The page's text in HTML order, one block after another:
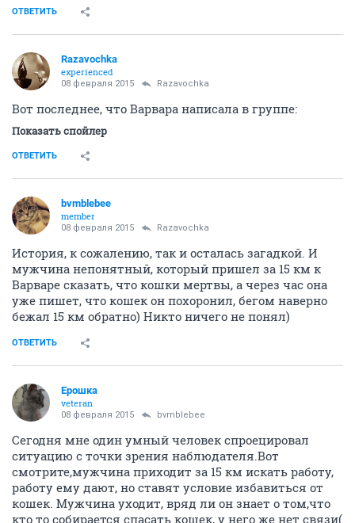
ОТВЕТИТЬ
Razavochka
experienced
08 февраля 2015 Razavochka
Вот последнее, что Варвара написала в группе:
Показать спойлер
ОТВЕТИТЬ
bvmblebee
member
08 февраля 2015 Razavochka
История, к сожалению, так и осталась загадкой. И
мужчина непонятный, который пришел за 15 км к
Варваре сказать, что кошки мертвы, а через час она
уже пишет, что кошек он похоронил, бегом наверно
бежал 15 км обратно) Никто ничего не понял)
ОТВЕТИТЬ
Ерошка
veteran
08 февраля 2015 bvmblebee
Сегодня мне один умный человек спроецировал
ситуацию с точки зрения наблюдателя.Вот
смотрите,мужчина приходит за 15 км искать работу,
работу ему дают, но ставят условие избавиться от
кошек. Мужчина уходит, вряд ли он знает о том,что
кто то собирается спасать кошек, у него же нет связи(